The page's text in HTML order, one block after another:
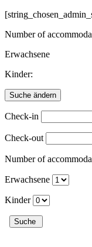
Number of
Erwachsene
Kinder:
Check-in
Check-out
Number of
Erwachsene
Kinder